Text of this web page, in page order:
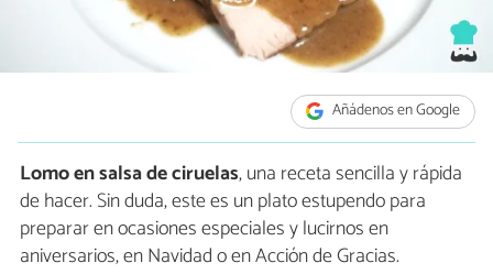
Añádenos en Google
Lomo en salsa de ciruelas, una receta sencilla y rápida
de hacer. Sin duda, este es un plato estupendo para
preparar en ocasiones especiales y lucirnos en
aniversarios, en Navidad o en Acción de Gracias.